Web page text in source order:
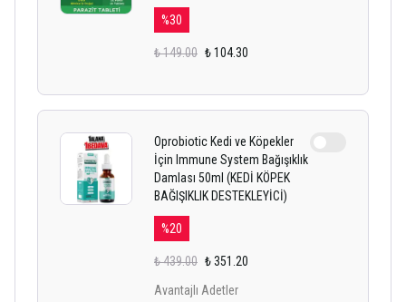
%30
₺ 149.00 ₺ 104.30
Oprobiotic Kedi ve Köpekler
İçin Immune System Bağışıklık
Damlası 50ml (KEDİ KÖPEK
BAĞIŞIKLIK DESTEKLEYİCİ)
%20
₺ 439.00 ₺ 351.20
Avantajlı Adetler